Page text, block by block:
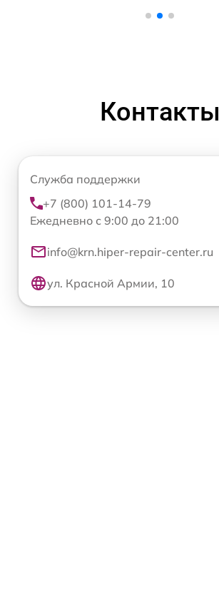
Контакты
Служба поддержки
+7 (800) 101-14-79
Ежедневно с 9:00 до 21:00
info@krn.hiper-repair-center.ru
ул. Красной Армии, 10